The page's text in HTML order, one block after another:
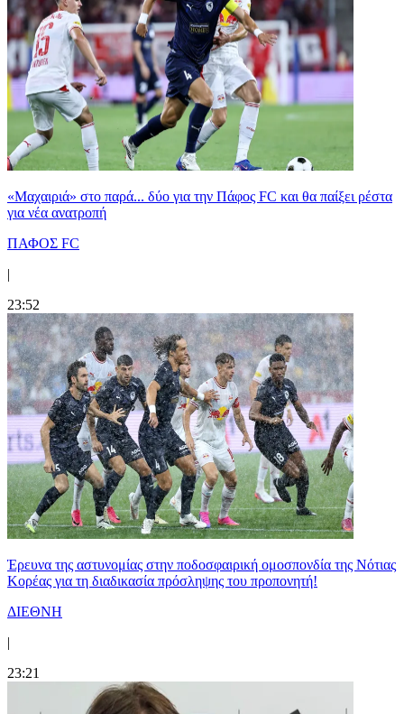
«Μαχαιριά» στο παρά... δύο για την Πάφος FC και θα παίξει ρέστα
για νέα ανατροπή
ΠΑΦΟΣ FC
|
23:52
Έρευνα της αστυνομίας στην ποδοσφαιρική ομοσπονδία της Νότιας
Κορέας για τη διαδικασία πρόσληψης του προπονητή!
ΔΙΕΘΝΗ
|
23:21